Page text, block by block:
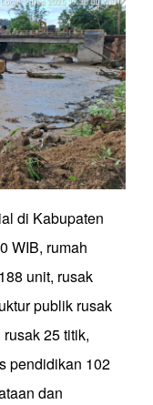
di Kabupaten
WIB, rumah
unit, rusak
publik rusak
25 titik,
pendidikan 102
dan